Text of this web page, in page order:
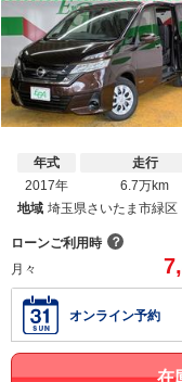
年式
2017年
走行
6.7万km
地域 埼玉県さいたま市緑区
ローンご利用時 ？
月々
オンライン予約
在